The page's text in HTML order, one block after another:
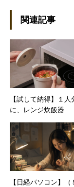
関連記事
【試して納得】１人
に、レンジ炊飯器
【日経パソコン】（